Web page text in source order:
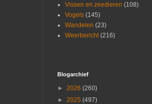
Vissen en zeedieren (108)
Vogels (145)
Wandelen (23)
Weerbericht (216)
Blogarchief
► 2026 (260)
► 2025 (497)